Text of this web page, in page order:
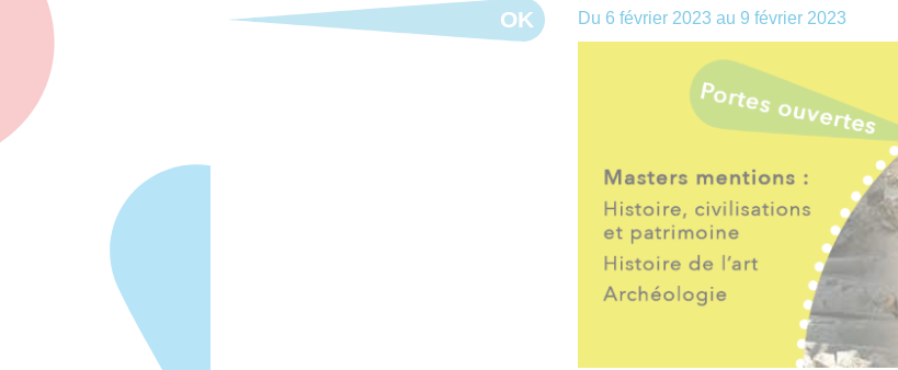
Du 6 février 2023 au 9 février 2023
OK